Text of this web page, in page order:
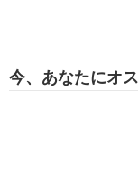
今、あなたにオ